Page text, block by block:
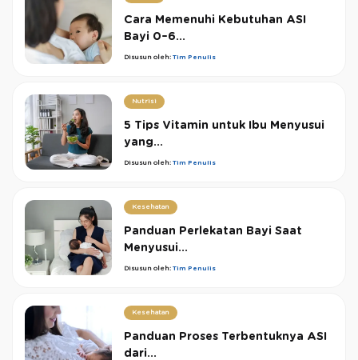
Cara Memenuhi Kebutuhan ASI
Bayi 0–6...
Disusun oleh: Tim Penulis
Nutrisi
5 Tips Vitamin untuk Ibu Menyusui
yang...
Disusun oleh: Tim Penulis
Kesehatan
Panduan Perlekatan Bayi Saat
Menyusui...
Disusun oleh: Tim Penulis
Kesehatan
Panduan Proses Terbentuknya ASI
dari...